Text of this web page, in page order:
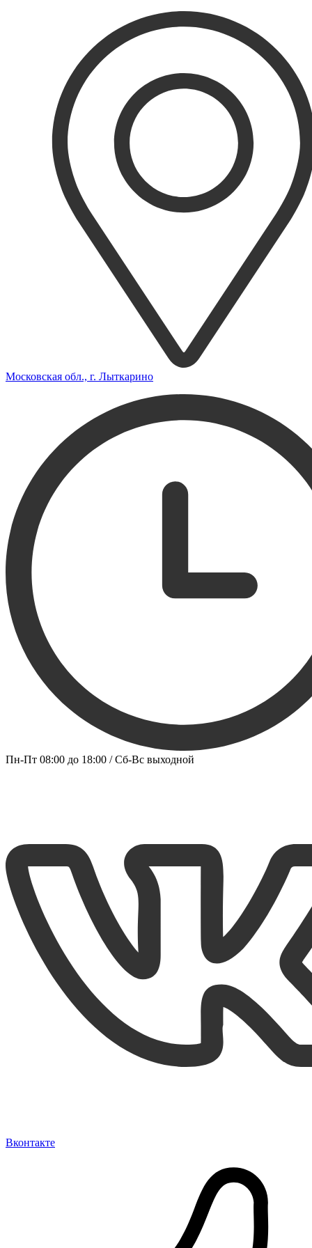
Московская обл., г. Лыткарино
Пн-Пт 08:00 до 18:00 / Сб-Вс выходной
Вконтакте